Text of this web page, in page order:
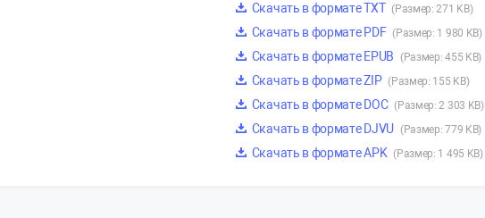
Скачать в формате TXT (Размер: 271 KB)
Скачать в формате PDF (Размер: 1 980 KB)
Скачать в формате EPUB (Размер: 455 KB)
Скачать в формате ZIP (Размер: 155 KB)
Скачать в формате DOC (Размер: 2 303 KB)
Скачать в формате DJVU (Размер: 779 KB)
Скачать в формате APK (Размер: 1 495 KB)